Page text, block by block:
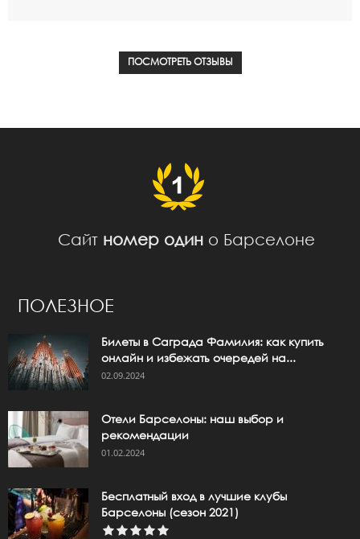
ПОСМОТРЕТЬ ОТЗЫВЫ
Сайт номер одино Барселоне
ПОЛЕЗНОЕ
Билеты в Саграда Фамилия: как купить
онлайн и избежать очередей на...
02.09.2024
Отели Барселоны: наш выбор и
рекомендации
01.02.2024
Бесплатный вход в лучшие клубы
Барселоны (сезон 2021)